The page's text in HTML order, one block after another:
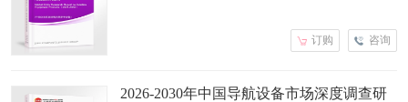
咨询
订购
2026-2030年中国导航设备市场深度调查研